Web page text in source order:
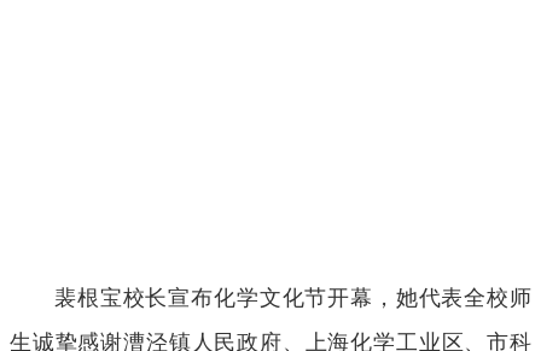
裴根宝校长宣布化学文化节开幕，她代表全校师
生诚挚感谢漕泾镇人民政府、上海化学工业区、市科